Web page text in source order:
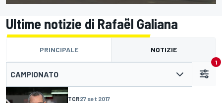
Ultime notizie di Rafaël Galiana
PRINCIPALE NOTIZIE
CAMPIONATO
1
TCR27 set 2017